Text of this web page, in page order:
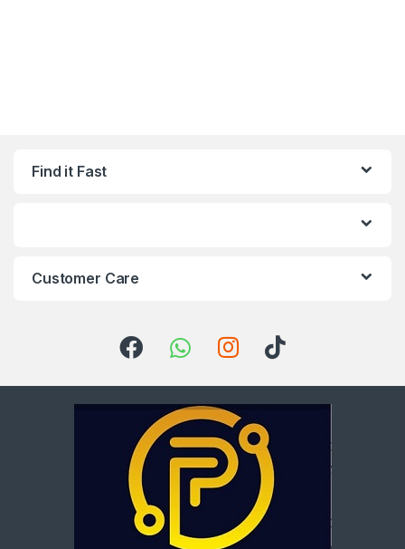
Find it Fast
Customer Care